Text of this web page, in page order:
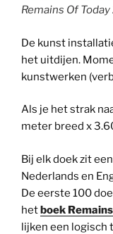
Remains Of
De kunst
het uitdijen.
kunstwerken
Als je het strak
meter breed x
Bij elk doek zit
Nederlands en
De eerste 100
hetboek
lijken een logisch